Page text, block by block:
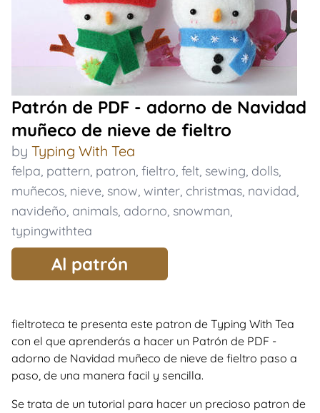
Patrón de PDF - adorno de Navidad
muñeco de nieve de fieltro
by Typing With Tea
felpa, pattern, patron, fieltro, felt, sewing, dolls,
muñecos, nieve, snow, winter, christmas, navidad,
navideño, animals, adorno, snowman,
typingwithtea
Al patrón
fieltroteca te presenta este patron de Typing With Tea
con el que aprenderás a hacer un Patrón de PDF -
adorno de Navidad muñeco de nieve de fieltro paso a
paso, de una manera facil y sencilla.
Se trata de un tutorial para hacer un precioso patron de